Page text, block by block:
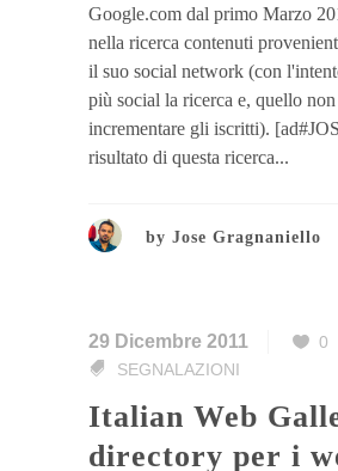
Google.com dal primo Marzo
nella ricerca contenuti
il suo social network (con
più social la ricerca e, quello
incrementare gli iscritti).
risultato di questa ricerca...
by Jose Gragnaniello
29 Dicembre 2011 0
SEGNALAZIONI
Italian Web Gallery, la
directory per i